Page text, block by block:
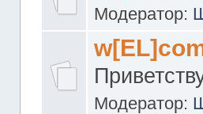
Модератор:
Модератор: